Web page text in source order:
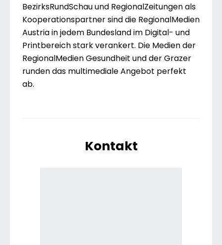
BezirksRundSchau und RegionalZeitungen als
Kooperationspartner sind die RegionalMedien
Austria in jedem Bundesland im Digital- und
Printbereich stark verankert. Die Medien der
RegionalMedien Gesundheit und der Grazer
runden das multimediale Angebot perfekt
ab.
Kontakt